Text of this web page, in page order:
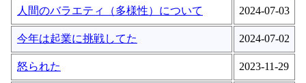
人間のバラエティ（多様性）について 2024-07-03
今年は起業に挑戦してた 2024-07-02
怒られた 2023-11-29